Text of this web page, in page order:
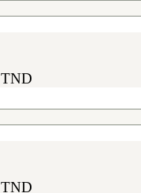
TND
TND